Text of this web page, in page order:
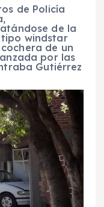
de Policía
de la
windstar
de un
por las
Gutiérrez